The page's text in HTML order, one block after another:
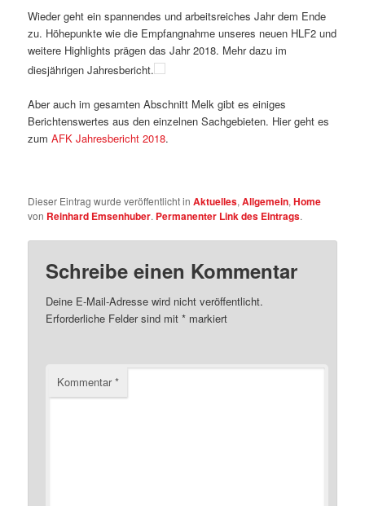
Wieder geht ein spannendes und arbeitsreiches Jahr dem Ende
zu. Höhepunkte wie die Empfangnahme unseres neuen HLF2 und
weitere Highlights prägen das Jahr 2018. Mehr dazu im
diesjährigen Jahresbericht.
Aber auch im gesamten Abschnitt Melk gibt es einiges
Berichtenswertes aus den einzelnen Sachgebieten. Hier geht es
zumAFK Jahresbericht 2018.
Dieser Eintrag wurde veröffentlicht inAktuelles,Allgemein,Home
von Reinhard Emsenhuber. Permanenter Link des Eintrags.
Schreibe einen Kommentar
Deine E-Mail-Adresse wird nicht veröffentlicht.
Erforderliche Felder sind mit* markiert
Kommentar*